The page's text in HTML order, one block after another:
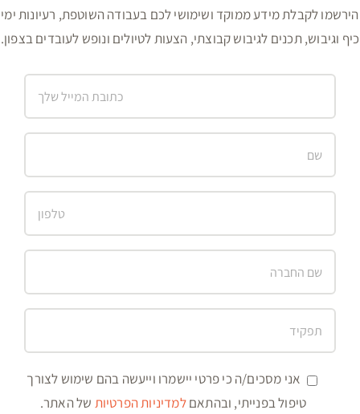
הירשמו לקבלת מידע ממוקד ושימושי לכם בעבודה השוטפת, רעיונות ימי
כיף וגיבוש, תכנים לגיבוש קבוצתי, הצעות לטיולים ונופש לעובדים בצפון.
אני מסכים/ה כי פרטי יישמרו וייעשה בהם שימוש לצורך
טיפול בפנייתי, ובהתאםלמדיניות הפרטיות של האתר.